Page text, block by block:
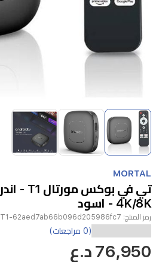
Item
1
of
3
of
3
MORTAL
4K/8K - اسود
رمز المنتج: T1-62aed7ab66b096d205986fc7
•
نظام
(0 مراجعات)
76,950 د.ع